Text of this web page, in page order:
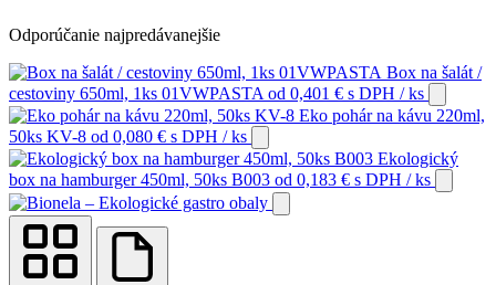
Odporúčanie najpredávanejšie
Box na šalát /
cestoviny 650ml, 1ks 01VWPASTA od 0,401 € s DPH / ks
Eko pohár na kávu 220ml,
50ks KV-8 od 0,080 € s DPH / ks
Ekologický
box na hamburger 450ml, 50ks B003 od 0,183 € s DPH / ks